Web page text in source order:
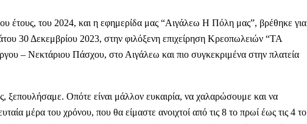
έτους, του 2024, και η εφημερίδα μας “Αιγάλεω Η Πόλη μας”, βρέθηκε για
30 Δεκεμβρίου 2023, στην φιλόξενη επιχείρηση Κρεοπωλειών “ΤΑ
– Νεκτάριου Πάσχου, στο Αιγάλεω και πιο συγκεκριμένα στην πλατεία
ξεπουλήσαμε. Οπότε είναι μάλλον ευκαιρία, να χαλαρώσουμε και να
μέρα του χρόνου, που θα είμαστε ανοιχτοί από τις 8 το πρωί έως τις 4 το